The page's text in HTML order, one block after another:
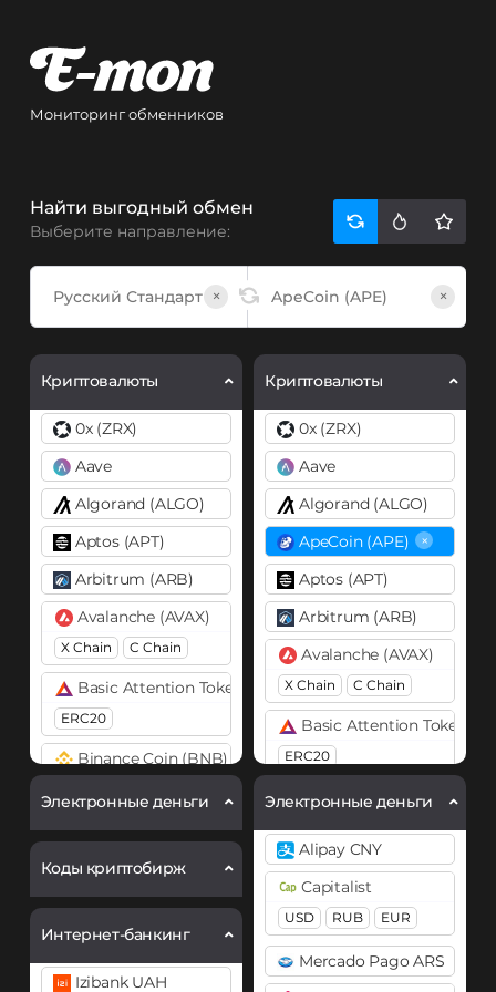
Мониторинг обменников
Найти выгодный обмен
Выберите направление:
× ×
Криптовалюты
0x (ZRX)
Aave
Algorand (ALGO)
Aptos (APT)
Arbitrum (ARB)
Avalanche (AVAX)
X Chain C Chain
Basic Attention Token (BAT)
ERC20
Binance Coin (BNB)
Bitcoin (BTC)
Bitcoin Cash (BCH)
Cardano (ADA)
Chainlink (LINK)
Электронные деньги
Коды криптобирж
Интернет-банкинг
Izibank UAH
Криптовалюты
0x (ZRX)
Aave
Algorand (ALGO)
ApeCoin (APE)
×
Aptos (APT)
Arbitrum (ARB)
Avalanche (AVAX)
X Chain C Chain
Basic Attention Token
ERC20
Binance Coin (BNB)
BEP20 BEP2
Bitcoin (BTC)
BTC BEP20
ARB
AVAXC
Bitcoin Cash (BCH)
Электронные деньги
Alipay CNY
Capitalist
USD RUB EUR
Mercado Pago ARS